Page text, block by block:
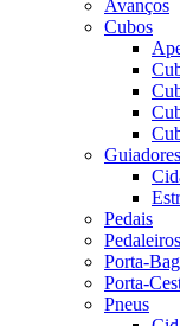
Avanços
Cubos
Guiadores
Pedais
Pedaleiros
Porta-
Porta-
Pneus